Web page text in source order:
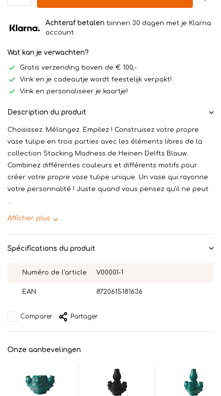
Achteraf betalen binnen 30 dagen met je Klarna
account
Wat kan je verwachten?
Gratis verzending boven de € 100,-
Vink en je cadeautje wordt feestelijk verpakt!
Vink en personaliseer je kaartje!
Description du produit
Choisissez. Mélangez. Empilez ! Construisez votre propre
vase tulipe en trois parties avec les éléments libres de la
collection Stacking Madness de Heinen Delfts Blauw.
Combinez différentes couleurs et différents motifs pour
créer votre propre vase tulipe unique. Un vase qui rayonne
votre personnalité ! Juste quand vous pensez qu'il ne peut
...
Afficher plus
Spécifications du produit
Numéro de l'article V00001-1
EAN 8720615181636
Comparer Partager
Onze aanbevelingen